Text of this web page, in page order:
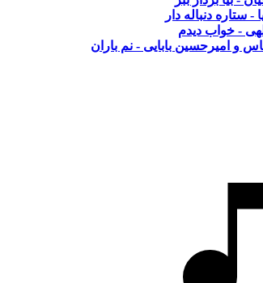
- ستاره دنباله دار
- خواب دیدم
و امیرحسین بابایی - نم باران